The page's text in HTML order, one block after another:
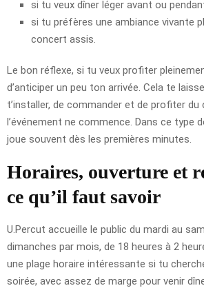
si tu veux dîner léger avant ou
si tu préfères une ambiance vivante
concert assis.
Le bon réflexe, si tu veux profiter
d’anticiper un peu ton arrivée. Cela te
t’installer, de commander et de profiter du
l’événement ne commence. Dans ce type
joue souvent dès les premières minutes.
Horaires, ouverture et
ce qu’il faut savoir
U.Percut accueille le public du mardi au
dimanches par mois, de 18 heures à 2
une plage horaire intéressante si tu
soirée, avec assez de marge pour venir